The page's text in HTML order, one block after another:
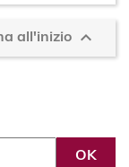
all'inizio 